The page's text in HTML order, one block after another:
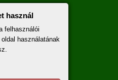
:
használ
felhasználói
használatának